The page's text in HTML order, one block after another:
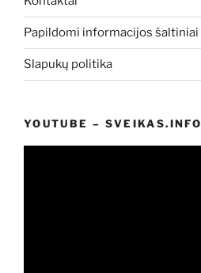
Papildomi informacijos šaltiniai
Slapukų politika
YOUTUBE – SVEIKAS.INFO